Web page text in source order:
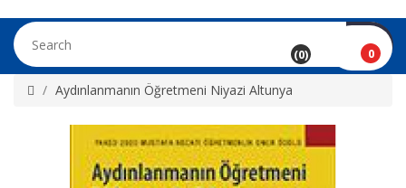
(0) 0
Aydınlanmanın Öğretmeni Niyazi Altunya